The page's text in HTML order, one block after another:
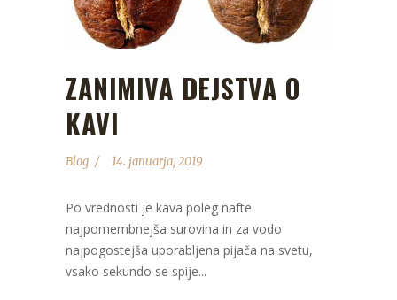
ZANIMIVA DEJSTVA O
KAVI
Blog 14. januarja, 2019
Po vrednosti je kava poleg nafte
najpomembnejša surovina in za vodo
najpogostejša uporabljena pijača na svetu,
vsako sekundo se spije...